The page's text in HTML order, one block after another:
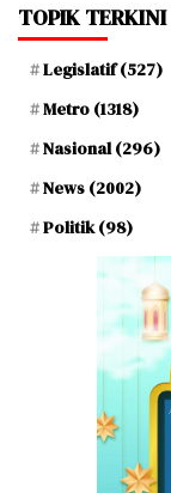
TOPIK TERKINI
Legislatif(527)
Metro (1318)
Nasional(296)
News (2002)
Politik(98)